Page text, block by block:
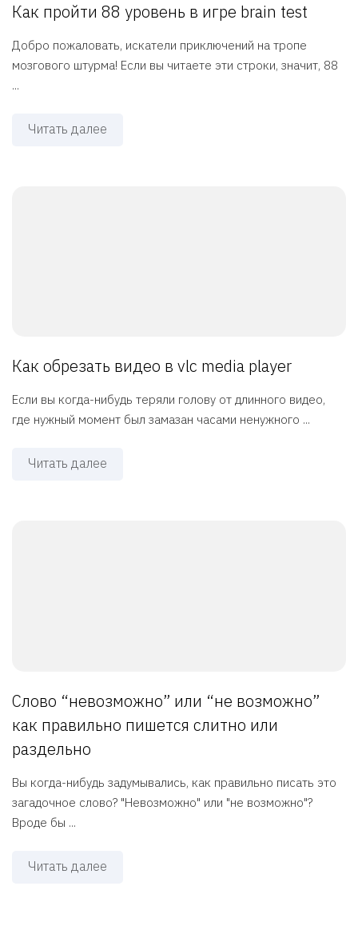
Как пройти 88 уровень в игре brain test
Добро пожаловать, искатели приключений на тропе
мозгового штурма! Если вы читаете эти строки, значит, 88
...
Читать далее
Как обрезать видео в vlc media player
Если вы когда-нибудь теряли голову от длинного видео,
где нужный момент был замазан часами ненужного ...
Читать далее
Слово “невозможно” или “не возможно”
как правильно пишется слитно или
раздельно
Вы когда-нибудь задумывались, как правильно писать это
загадочное слово? "Невозможно" или "не возможно"?
Вроде бы ...
Читать далее